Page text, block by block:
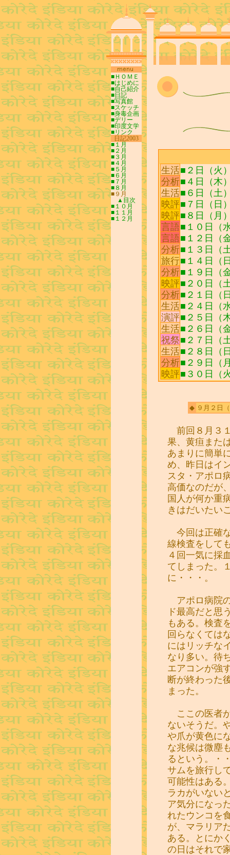
■ＨＯＭＥ
■はじめに
■自己紹介
■日記
■写真館
■スケッチ
■身毒企画
■デリー
■印度文学
■リンク
日記20030
■１月
■２月
■３月
■４月
■５月
■６月
■７月
■８月
■９月
▲目次
■１０月
■１１月
■１２月
生活■２日（火
分析■４日（木
生活■６日（土
映評■７日（日
映評■８日（月
言語■１０日（
言語■１２日（
分析■１３日（
旅行■１４日（
分析■１９日（
映評■２０日（
分析■２１日（
生活■２４日（
演評■２５日（
生活■２６日（
祝祭■２７日（
生活■２８日（
分析■２９日（
映評■３０日（
◆ ９月２日
前回８月３
果、黄疸また
あまりに簡単
め、昨日はイ
スタ・アポロ
高価なのだが
国人が何か重
きはだいたい
今回は正確
線検査をして
４回一気に採
てしまった。
に・・・。
アポロ病院
ド最高だと思
もある。検査
回らなくては
にはリッチな
なり多い。待
エアコンが強
断が終わった
まった。
ここの医者
ないそうだ。
や爪が黄色に
な兆候は微塵
るという。・
サムを旅行し
可能性はある
ラカがいない
ア気分になっ
れたウンコを
が、マラリア
ある。とにか
の日はそれで